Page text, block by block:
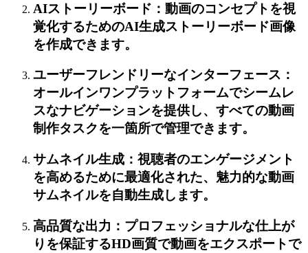
AIストーリーボード：動画のコンセプトを視
覚化するためのAI生成ストーリーボード画像
を作成できます。
ユーザーフレンドリーなインターフェース：
オールインワンプラットフォームでシームレ
スなナビゲーションを提供し、すべての動画
制作タスクを一箇所で管理できます。
サムネイル生成：視聴者のエンゲージメント
を高めるために最適化された、魅力的な動画
サムネイルを自動生成します。
高品質な出力：プロフェッショナルな仕上が
りを保証するHD画質で動画をエクスポートで